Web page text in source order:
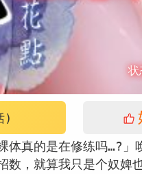
状
)
体真的是在修练吗…?」
数，就算我只是个奴婢